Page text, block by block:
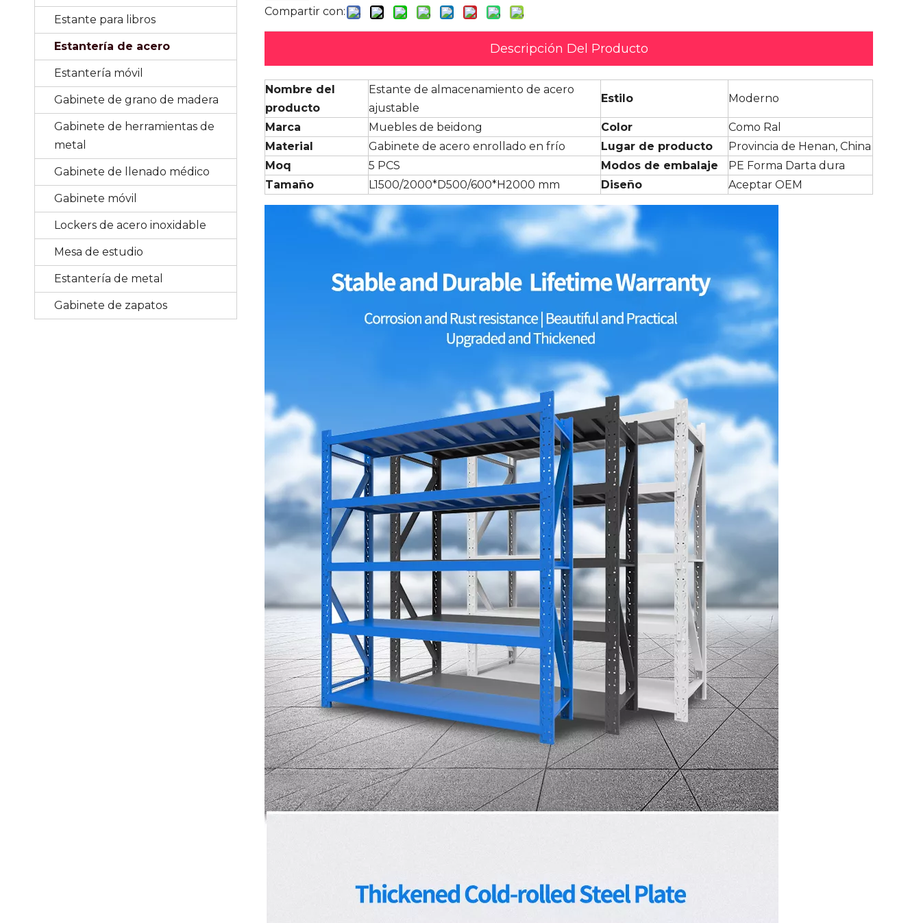
Estante para libros
Estantería de acero
Estantería móvil
Gabinete de grano de madera
Gabinete de herramientas de
metal
Gabinete de llenado médico
Gabinete móvil
Lockers de acero inoxidable
Mesa de estudio
Estantería de metal
Gabinete de zapatos
Compartir con:
Descripción Del Producto
Nombre del
producto
Estante de almacenamiento de acero
ajustable
Estilo Moderno
Marca Muebles de beidong Color
Como Ral
Material
Gabinete de acero enrollado en frío Lugar de producto
Provincia de Henan, China
Moq
5 PCS Modos de embalaje
PE Forma Darta dura
Tamaño
L1500/2000*D500/600*H2000 mm Diseño Aceptar OEM